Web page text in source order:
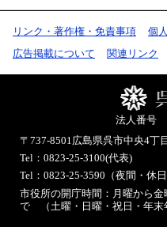
リンク・著作権・免責事項 個
広告掲載について
関連リンク
法人番号
〒737-8501広島県呉市中央4丁
Tel：0823-25-3100(代表)
Tel：0823-25-3590（夜間・休日
市役所の開庁時間：月曜から金
で （土曜・日曜・祝日・年末